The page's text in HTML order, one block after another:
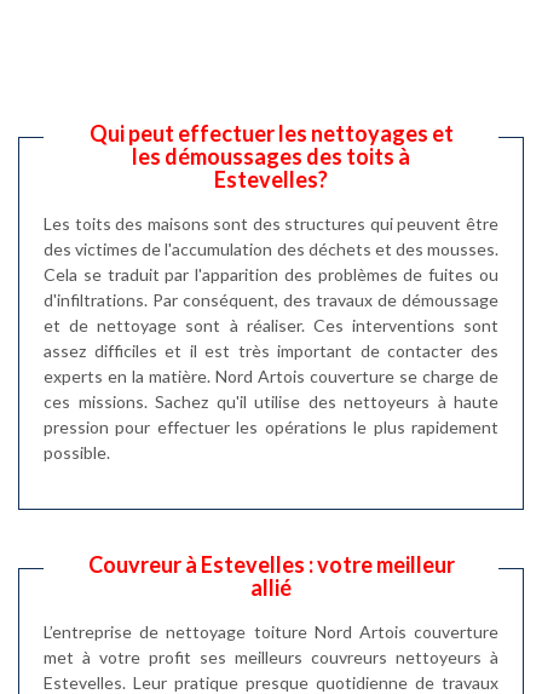
Qui peut effectuer les nettoyages et
les démoussages des toits à
Estevelles?
Les toits des maisons sont des structures qui peuvent être
des victimes de l'accumulation des déchets et des mousses.
Cela se traduit par l'apparition des problèmes de fuites ou
d'infiltrations. Par conséquent, des travaux de démoussage
et de nettoyage sont à réaliser. Ces interventions sont
assez difficiles et il est très important de contacter des
experts en la matière. Nord Artois couverture se charge de
ces missions. Sachez qu'il utilise des nettoyeurs à haute
pression pour effectuer les opérations le plus rapidement
possible.
Couvreur à Estevelles : votre meilleur
allié
L’entreprise de nettoyage toiture Nord Artois couverture
met à votre profit ses meilleurs couvreurs nettoyeurs à
Estevelles. Leur pratique presque quotidienne de travaux